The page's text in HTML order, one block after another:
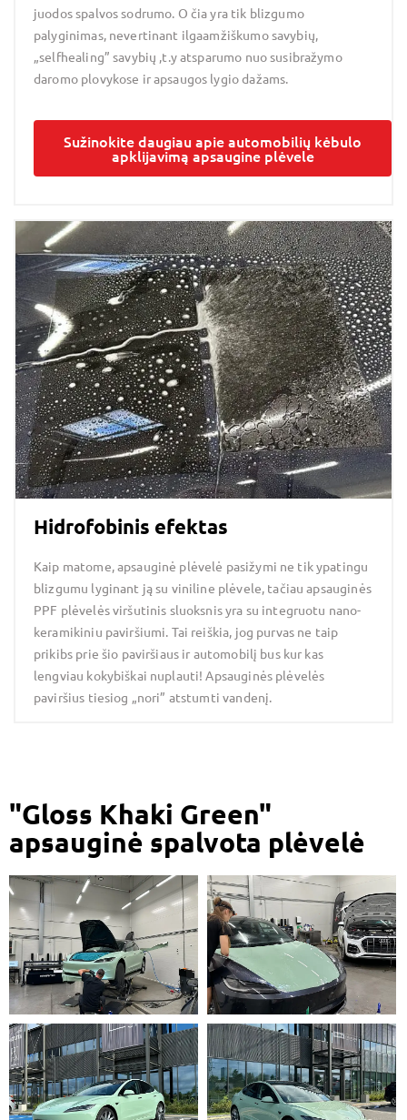
juodos spalvos sodrumo. O čia yra tik blizgumo
palyginimas, nevertinant ilgaamžiškumo savybių,
„selfhealing” savybių ,t.y atsparumo nuo susibražymo
daromo plovykose ir apsaugos lygio dažams.
Sužinokite daugiau apie automobilių kėbulo
apklijavimą apsaugine plėvele
Hidrofobinis efektas
Kaip matome, apsauginė plėvelė pasižymi ne tik ypatingu
blizgumu lyginant ją su viniline plėvele, tačiau apsauginės
PPF plėvelės viršutinis sluoksnis yra su integruotu nano-
keramikiniu paviršiumi. Tai reiškia, jog purvas ne taip
prikibs prie šio paviršiaus ir automobilį bus kur kas
lengviau kokybiškai nuplauti! Apsauginės plėvelės
paviršius tiesiog „nori” atstumti vandenį.
"Gloss Khaki Green"
apsauginė spalvota plėvelė